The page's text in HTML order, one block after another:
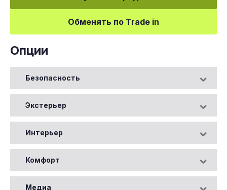
Обменять по Trade in
Опции
Безопасность
Экстерьер
Интерьер
Комфорт
Медиа